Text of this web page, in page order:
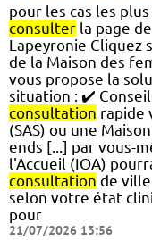
pour les cas les
consulter la page
Lapeyronie Cliquez
de la Maison des
vous propose la
situation : ✔️
consultation rapide
(SAS) ou une
ends [...] par vous-
l'Accueil (IOA)
consultation de
selon votre état
pour
21/07/2026 13:56